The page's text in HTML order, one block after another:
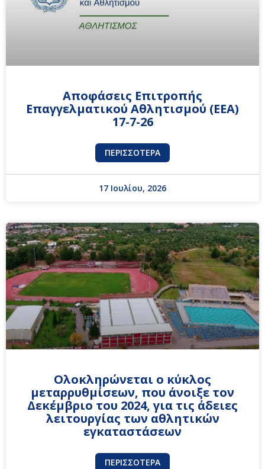
Αποφάσεις Επιτροπής
Επαγγελματικού Αθλητισμού (ΕΕΑ)
17-7-26
ΠΕΡΙΣΣΌΤΕΡΑ
17 Ιουλίου, 2026
Ολοκληρώνεται ο κύκλος
μεταρρυθμίσεων, που άνοιξε τον
Δεκέμβριο του 2024, για τις άδειες
λειτουργίας των αθλητικών
εγκαταστάσεων
ΠΕΡΙΣΣΌΤΕΡΑ